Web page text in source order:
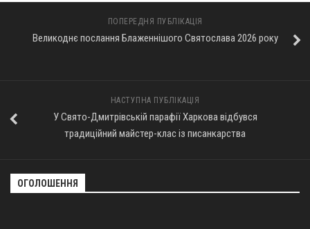
ПОПЕРЕДНЯ ПУБЛІКАЦІЯ
Великоднє послання Блаженнішого Святослава 2026 року
НАСТУПНА ПУБЛІКАЦІЯ
У Свято-Дмитрівській парафії Харкова відбувся
традиційний майстер-клас із писанкарства
ОГОЛОШЕННЯ